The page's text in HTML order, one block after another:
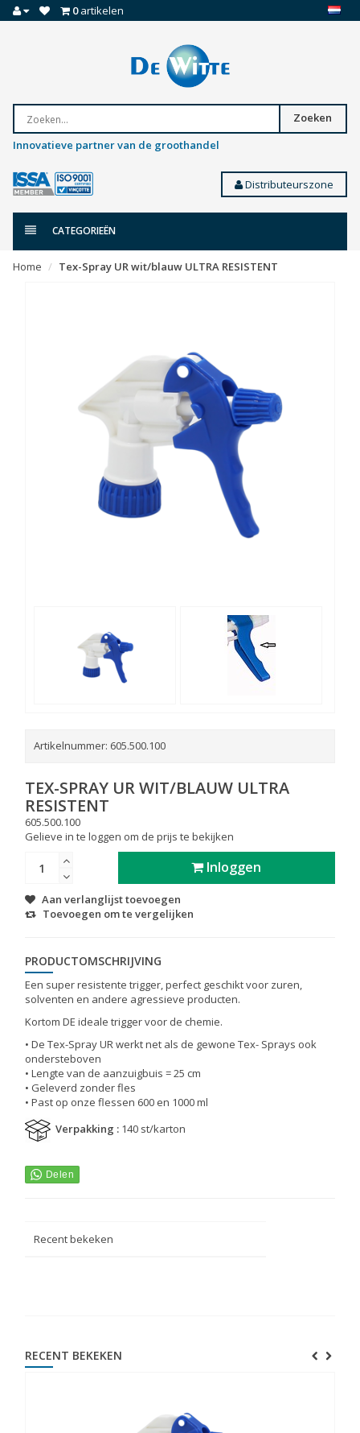
0artikelen
Zoeken
Innovatieve partner van de groothandel
Distributeurszone
CATEGORIEËN
Home Tex-Spray UR wit/blauw ULTRA RESISTENT
Artikelnummer: 605.500.100
TEX-SPRAY UR WIT/BLAUW ULTRA
RESISTENT
605.500.100
Gelieve in te loggen om de prijs te bekijken
Inloggen
Aan verlanglijst toevoegen
Toevoegen om te vergelijken
PRODUCTOMSCHRIJVING
Een super resistente trigger, perfect geschikt voor zuren,
solventen en andere agressieve producten.
Kortom DE ideale trigger voor de chemie.
• De Tex-Spray UR werkt net als de gewone Tex- Sprays ook
ondersteboven
• Lengte van de aanzuigbuis = 25 cm
• Geleverd zonder fles
• Past op onze flessen 600 en 1000 ml
Verpakking : 140 st/karton
Recent bekeken
RECENT BEKEKEN